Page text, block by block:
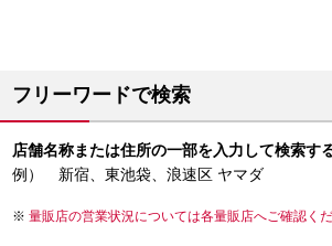
フリーワードで検索
店舗名称または住所の一部を入力して検索す
例） 新宿、東池袋、浪速区 ヤマダ
量販店の営業状況については各量販店へご確認くだ